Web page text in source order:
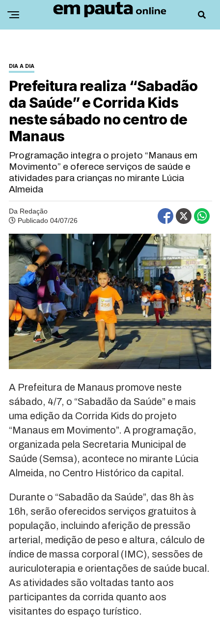
DIA A DIA
Prefeitura realiza “Sabadão
da Saúde” e Corrida Kids
neste sábado no centro de
Manaus
Programação integra o projeto “Manaus em
Movimento” e oferece serviços de saúde e
atividades para crianças no mirante Lúcia
Almeida
Da Redação
Publicado 04/07/26
A Prefeitura de Manaus promove neste
sábado, 4/7, o “Sabadão da Saúde” e mais
uma edição da Corrida Kids do projeto
“Manaus em Movimento”. A programação,
organizada pela Secretaria Municipal de
Saúde (Semsa), acontece no mirante Lúcia
Almeida, no Centro Histórico da capital.
Durante o “Sabadão da Saúde”, das 8h às
16h, serão oferecidos serviços gratuitos à
população, incluindo aferição de pressão
arterial, medição de peso e altura, cálculo de
índice de massa corporal (IMC), sessões de
auriculoterapia e orientações de saúde bucal.
As atividades são voltadas tanto aos
participantes da corrida quanto aos
visitantes do espaço turístico.